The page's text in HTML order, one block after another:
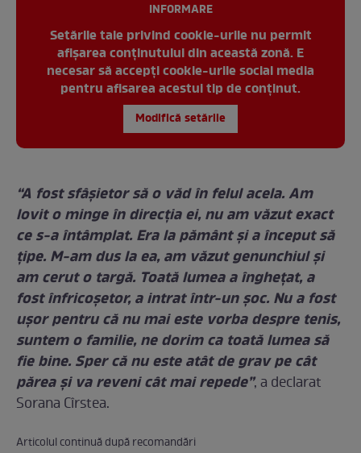
INFORMARE
Setările tale privind cookie-urile nu permit
afișarea conținutului din această zonă. E
necesar să accepți cookie-urile social media
pentru afisarea acestui tip de conținut.
Modifică setările
“A fost sfâşietor să o văd în felul acela. Am
lovit o minge în direcţia ei, nu am văzut exact
ce s-a întâmplat. Era la pământ şi a început să
ţipe. M-am dus la ea, am văzut genunchiul şi
am cerut o targă. Toată lumea a îngheţat, a
fost înfricoşetor, a intrat într-un şoc. Nu a fost
uşor pentru că nu mai este vorba despre tenis,
suntem o familie, ne dorim ca toată lumea să
fie bine. Sper că nu este atât de grav pe cât
părea şi va reveni cât mai repede”, a declarat
Sorana Cîrstea.
Articolul continuă după recomandări